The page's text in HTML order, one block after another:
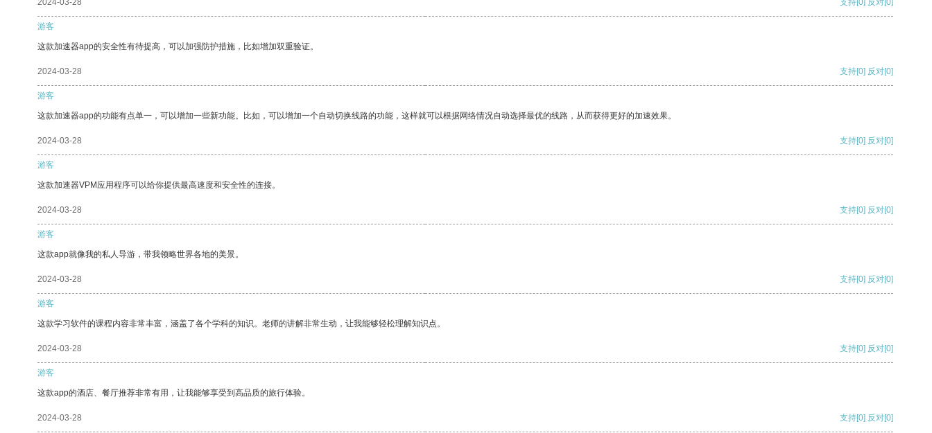
2024-03-28 支持[0] 反对[0]
游客
这款加速器app的安全性有待提高，可以加强防护措施，比如增加双重验证。
2024-03-28 支持[0] 反对[0]
游客
这款加速器app的功能有点单一，可以增加一些新功能。比如，可以增加一个自动切换线路的功能，这样就可以根据网络情况自动选择最优的线路，从而获得更好的加速效果。
2024-03-28 支持[0] 反对[0]
游客
这款加速器VPM应用程序可以给你提供最高速度和安全性的连接。
2024-03-28 支持[0] 反对[0]
游客
这款app就像我的私人导游，带我领略世界各地的美景。
2024-03-28 支持[0] 反对[0]
游客
这款学习软件的课程内容非常丰富，涵盖了各个学科的知识。老师的讲解非常生动，让我能够轻松理解知识点。
2024-03-28 支持[0] 反对[0]
游客
这款app的酒店、餐厅推荐非常有用，让我能够享受到高品质的旅行体验。
2024-03-28 支持[0] 反对[0]